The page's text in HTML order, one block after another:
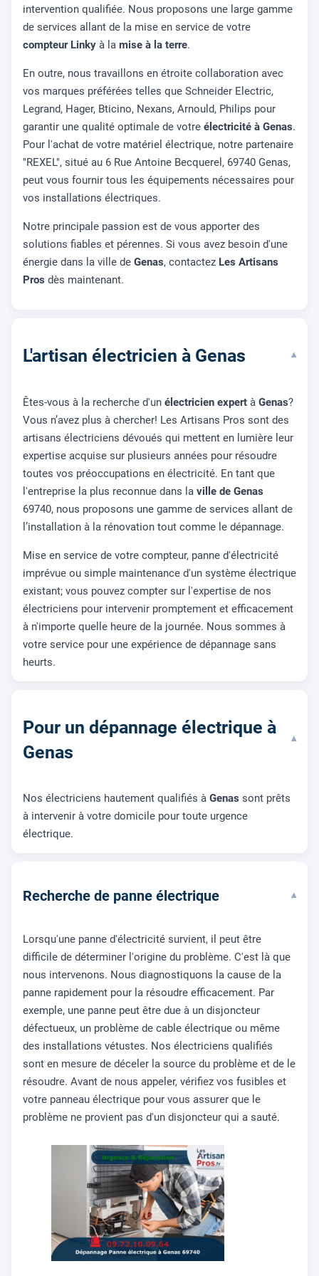
intervention qualifiée. Nous proposons une large gamme
de services allant de la mise en service de votre
compteur Linky à la mise à la terre.
En outre, nous travaillons en étroite collaboration avec
vos marques préférées telles que Schneider Electric,
Legrand, Hager, Bticino, Nexans, Arnould, Philips pour
garantir une qualité optimale de votre électricité à Genas.
Pour l'achat de votre matériel électrique, notre partenaire
"REXEL", situé au 6 Rue Antoine Becquerel, 69740 Genas,
peut vous fournir tous les équipements nécessaires pour
vos installations électriques.
Notre principale passion est de vous apporter des
solutions fiables et pérennes. Si vous avez besoin d'une
énergie dans la ville de Genas, contactez Les Artisans
Pros dès maintenant.
L'artisan électricien à Genas ▾
Êtes-vous à la recherche d'un électricien expert à Genas?
Vous n’avez plus à chercher! Les Artisans Pros sont des
artisans électriciens dévoués qui mettent en lumière leur
expertise acquise sur plusieurs années pour résoudre
toutes vos préoccupations en électricité. En tant que
l'entreprise la plus reconnue dans la ville de Genas
69740, nous proposons une gamme de services allant de
l’installation à la rénovation tout comme le dépannage.
Mise en service de votre compteur, panne d'électricité
imprévue ou simple maintenance d'un système électrique
existant; vous pouvez compter sur l'expertise de nos
électriciens pour intervenir promptement et efficacement
à n'importe quelle heure de la journée. Nous sommes à
votre service pour une expérience de dépannage sans
heurts.
Pour un dépannage électrique à
Genas
▾
Nos électriciens hautement qualifiés à Genas sont prêts
à intervenir à votre domicile pour toute urgence
électrique.
Recherche de panne électrique ▾
Lorsqu'une panne d'électricité survient, il peut être
difficile de déterminer l'origine du problème. C'est là que
nous intervenons. Nous diagnostiquons la cause de la
panne rapidement pour la résoudre efficacement. Par
exemple, une panne peut être due à un disjoncteur
défectueux, un problème de cable électrique ou même
des installations vétustes. Nos électriciens qualifiés
sont en mesure de déceler la source du problème et de le
résoudre. Avant de nous appeler, vérifiez vos fusibles et
votre panneau électrique pour vous assurer que le
problème ne provient pas d'un disjoncteur qui a sauté.